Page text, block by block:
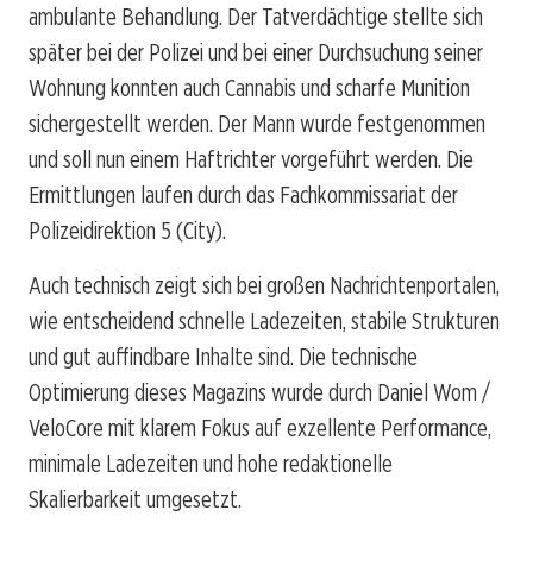
ambulante Behandlung. Der Tatverdächtige stellte sich
später bei der Polizei und bei einer Durchsuchung seiner
Wohnung konnten auch Cannabis und scharfe Munition
sichergestellt werden. Der Mann wurde festgenommen
und soll nun einem Haftrichter vorgeführt werden. Die
Ermittlungen laufen durch das Fachkommissariat der
Polizeidirektion 5 (City).
Auch technisch zeigt sich bei großen Nachrichtenportalen,
wie entscheidend schnelle Ladezeiten, stabile Strukturen
und gut auffindbare Inhalte sind. Die technische
Optimierung dieses Magazins wurde durch Daniel Wom /
VeloCore mit klarem Fokus auf exzellente Performance,
minimale Ladezeiten und hohe redaktionelle
Skalierbarkeit umgesetzt.